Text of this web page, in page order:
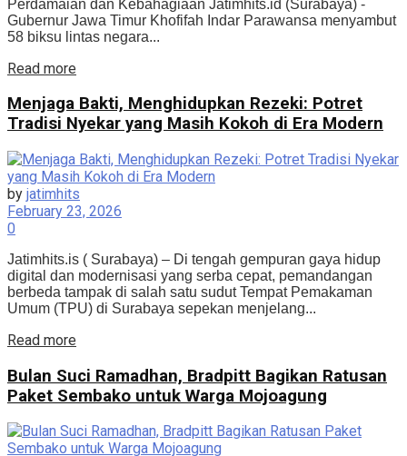
Perdamaian dan Kebahagiaan Jatimhits.id (Surabaya) -
Gubernur Jawa Timur Khofifah Indar Parawansa menyambut
58 biksu lintas negara...
Read more
Menjaga Bakti, Menghidupkan Rezeki: Potret
Tradisi Nyekar yang Masih Kokoh di Era Modern
by jatimhits
February 23, 2026
0
Jatimhits.is ( Surabaya) – Di tengah gempuran gaya hidup
digital dan modernisasi yang serba cepat, pemandangan
berbeda tampak di salah satu sudut Tempat Pemakaman
Umum (TPU) di Surabaya sepekan menjelang...
Read more
Bulan Suci Ramadhan, Bradpitt Bagikan Ratusan
Paket Sembako untuk Warga Mojoagung